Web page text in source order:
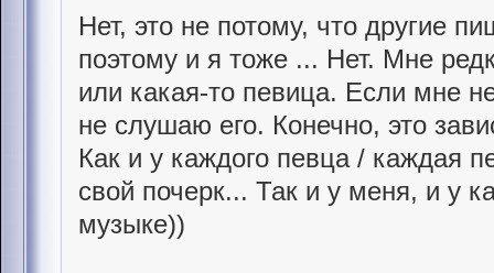
Нет, это не потому, что другие
поэтому и я тоже ... Нет. Мне
или какая-то певица. Если мне
не слушаю его. Конечно, это
Как и у каждого певца / каждая
свой почерк... Так и у меня, и у
музыке))